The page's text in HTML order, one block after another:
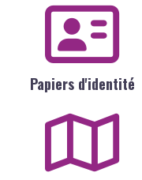
Papiers d'identité